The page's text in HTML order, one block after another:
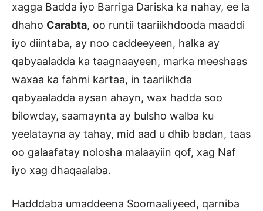
xagga Badda iyo Barriga Dariska ka nahay, ee la
dhaho Carabta, oo runtii taariikhdooda maaddi
iyo diintaba, ay noo caddeeyeen, halka ay
qabyaaladda ka taagnaayeen, marka meeshaas
waxaa ka fahmi kartaa, in taariikhda
qabyaaladda aysan ahayn, wax hadda soo
bilowday, saamaynta ay bulsho walba ku
yeelatayna ay tahay, mid aad u dhib badan, taas
oo galaafatay nolosha malaayiin qof, xag Naf
iyo xag dhaqaalaba.
Hadddaba umaddeena Soomaaliyeed, qarniba